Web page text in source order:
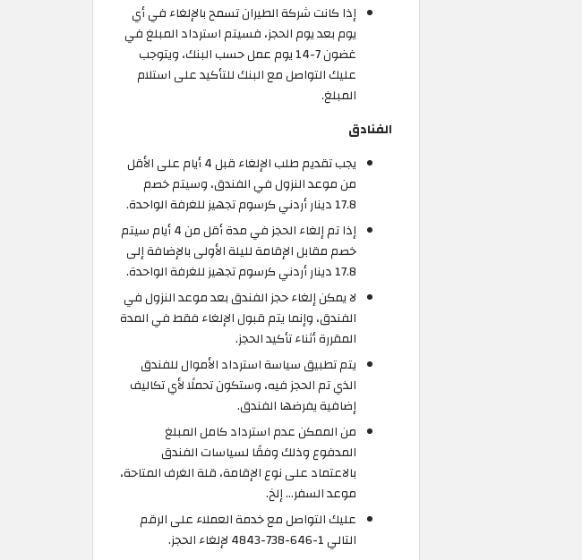
إذا كانت شركة الطيران تسمح بالإلغاء في أي
يوم بعد يوم الحجز، فسيتم استرداد المبلغ في
غضون 7-14 يوم عمل حسب البنك، ويتوجب
عليك التواصل مع البنك للتأكيد على استلام
المبلغ.
الفنادق
يجب تقديم طلب الإلغاء قبل 4 أيام على الأقل
من موعد النزول في الفندق، وسيتم خصم
17.8 دينار أردني كرسوم تجهيز للغرفة الواحدة.
إذا تم إلغاء الحجز في مدة أقل من 4 أيام سيتم
خصم مقابل الإقامة لليلة الأولى بالإضافة إلى
17.8 دينار أردني كرسوم تجهيز للغرفة الواحدة.
لا يمكن إلغاء حجز الفندق بعد موعد النزول في
الفندق، وإنما يتم قبول الإلغاء فقط في المدة
المقررة أثناء تأكيد الحجز.
يتم تطبيق سياسة استرداد الأموال للفندق
الذي تم الحجز فيه، وستكون تحملًا لأي تكاليف
إضافية يفرضها الفندق.
من الممكن عدم استرداد كامل المبلغ
المدفوع وذلك وفقًا لسياسات الفندق
بالاعتماد على نوع الإقامة، قلة الغرف المتاحة،
موعد السفر… إلخ.
عليك التواصل مع خدمة العملاء على الرقم
التالي 1-646-738-4843 لإلغاء الحجز.